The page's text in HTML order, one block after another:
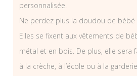
personnalisée.
Ne perdez plus la doudou de bébé
Elles se fixent aux vêtements de
métal et en bois. De plus, elle sera
à la crèche, à l’école ou à la